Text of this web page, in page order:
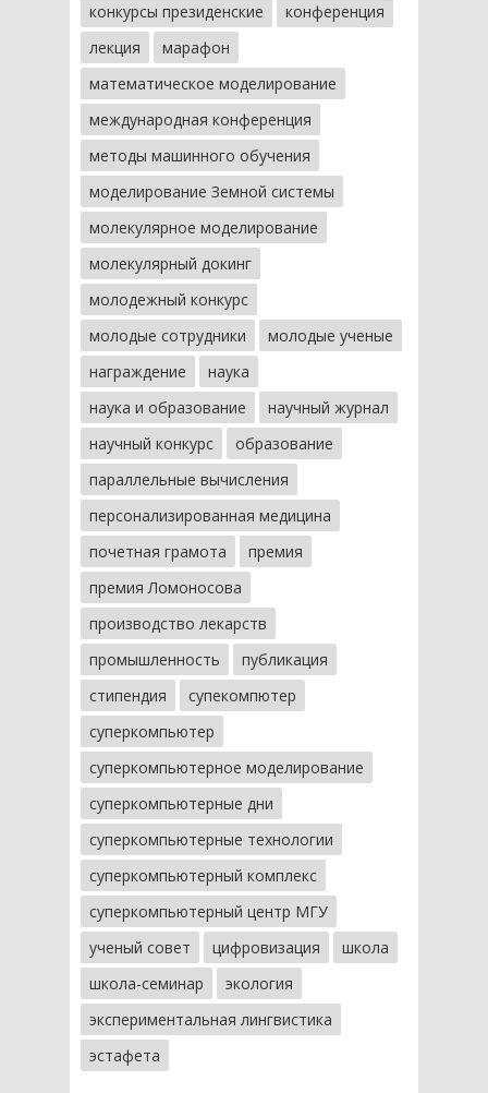
конкурсы президенские
конференция
лекция
марафон
математическое моделирование
международная конференция
методы машинного обучения
моделирование Земной системы
молекулярное моделирование
молекулярный докинг
молодежный конкурс
молодые сотрудники
молодые ученые
награждение
наука
наука и образование
научный журнал
научный конкурс
образование
параллельные вычисления
персонализированная медицина
почетная грамота
премия
премия Ломоносова
производство лекарств
промышленность
публикация
стипендия
супекомпютер
суперкомпьютер
суперкомпьютерное моделирование
суперкомпьютерные дни
суперкомпьютерные технологии
суперкомпьютерный комплекс
суперкомпьютерный центр МГУ
ученый совет
цифровизация
школа
школа-семинар
экология
экспериментальная лингвистика
эстафета